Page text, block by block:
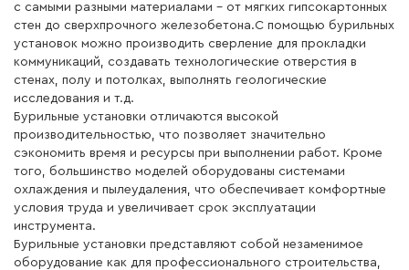
с самыми разными материалами – от мягких гипсокартонных
стен до сверхпрочного железобетона.С помощью бурильных
установок можно производить сверление для прокладки
коммуникаций, создавать технологические отверстия в
стенах, полу и потолках, выполнять геологические
исследования и т.д.
Бурильные установки отличаются высокой
производительностью, что позволяет значительно
сэкономить время и ресурсы при выполнении работ. Кроме
того, большинство моделей оборудованы системами
охлаждения и пылеудаления, что обеспечивает комфортные
условия труда и увеличивает срок эксплуатации
инструмента.
Бурильные установки представляют собой незаменимое
оборудование как для профессионального строительства,